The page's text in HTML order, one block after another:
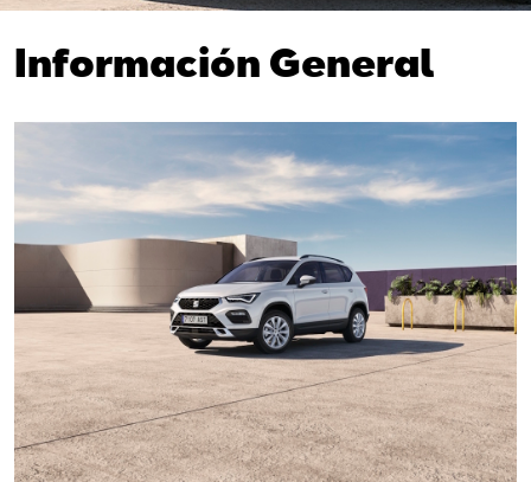
Información General